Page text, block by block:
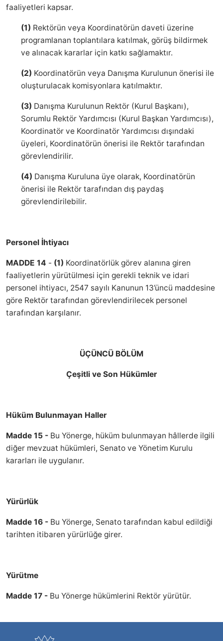
faaliyetleri kapsar.
(1) Rektörün veya Koordinatörün daveti üzerine
programlanan toplantılara katılmak, görüş bildirmek
ve alınacak kararlar için katkı sağlamaktır.
(2) Koordinatörün veya Danışma Kurulunun önerisi ile
oluşturulacak komisyonlara katılmaktır.
(3) Danışma Kurulunun Rektör (Kurul Başkanı),
Sorumlu Rektör Yardımcısı (Kurul Başkan Yardımcısı),
Koordinatör ve Koordinatör Yardımcısı dışındaki
üyeleri, Koordinatörün önerisi ile Rektör tarafından
görevlendirilir.
(4) Danışma Kuruluna üye olarak, Koordinatörün
önerisi ile Rektör tarafından dış paydaş
görevlendirilebilir.
Personel İhtiyacı
MADDE 14 - (1) Koordinatörlük görev alanına giren
faaliyetlerin yürütülmesi için gerekli teknik ve idari
personel ihtiyacı, 2547 sayılı Kanunun 13’üncü maddesine
göre Rektör tarafından görevlendirilecek personel
tarafından karşılanır.
ÜÇÜNCÜ BÖLÜM
Çeşitli ve Son Hükümler
Hüküm Bulunmayan Haller
Madde 15 - Bu Yönerge, hüküm bulunmayan hâllerde ilgili
diğer mevzuat hükümleri, Senato ve Yönetim Kurulu
kararları ile uygulanır.
Yürürlük
Madde 16 - Bu Yönerge, Senato tarafından kabul edildiği
tarihten itibaren yürürlüğe girer.
Yürütme
Madde 17 - Bu Yönerge hükümlerini Rektör yürütür.